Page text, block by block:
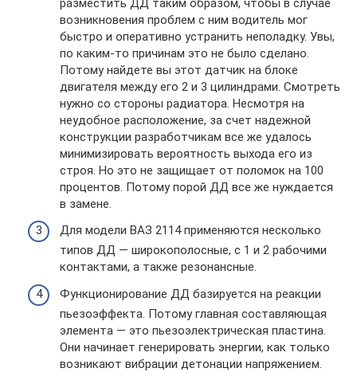
возникновения проблем с ним водитель мог
быстро и оперативно устранить неполадку. Увы,
по каким-то причинам это не было сделано.
Потому найдете вы этот датчик на блоке
двигателя между его 2 и 3 цилиндрами. Смотреть
нужно со стороны радиатора. Несмотря на
неудобное расположение, за счет надежной
конструкции разработчикам все же удалось
минимизировать вероятность выхода его из
строя. Но это не защищает от поломок на 100
процентов. Потому порой ДД все же нуждается
в замене.
Для модели ВАЗ 2114 применяются несколько
типов ДД — широкополосные, с 1 и 2 рабочими
контактами, а также резонансные.
Функционирование ДД базируется на реакции
пьезоэффекта. Потому главная составляющая
элемента — это пьезоэлектрическая пластина.
Они начинает генерировать энергии, как только
возникают вибрации детонации напряжением.